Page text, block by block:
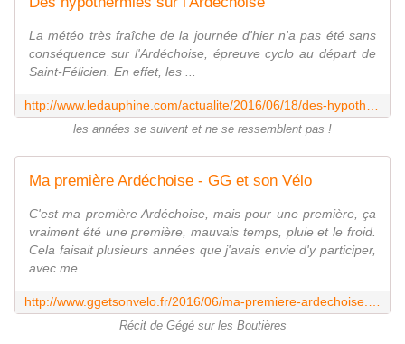
La météo très fraîche de la journée d'hier n'a pas été sans
conséquence sur l'Ardéchoise, épreuve cyclo au départ de
Saint-Félicien. En effet, les ...
les années se suivent et ne se ressemblent pas !
Ma première Ardéchoise - GG et son Vélo
C'est ma première Ardéchoise, mais pour une première, ça
vraiment été une première, mauvais temps, pluie et le froid.
Cela faisait plusieurs années que j'avais envie d'y participer,
avec me...
Récit de Gégé sur les Boutières